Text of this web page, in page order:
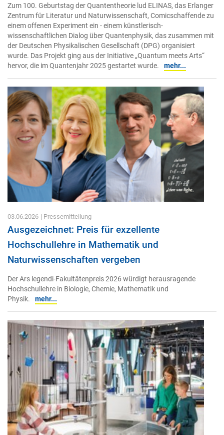
Zum 100. Geburtstag der Quantentheorie lud ELINAS, das Erlanger
Zentrum für Literatur und Naturwissenschaft, Comicschaffende zu
einem offenen Experiment ein - einem künstlerisch-
wissenschaftlichen Dialog über Quantenphysik, das zusammen mit
der Deutschen Physikalischen Gesellschaft (DPG) organisiert
wurde. Das Projekt ging aus der Initiative „Quantum meets Arts“
hervor, die im Quantenjahr 2025 gestartet wurde.
mehr...
03.06.2026 | Pressemitteilung
Ausgezeichnet: Preis für exzellente
Hochschullehre in Mathematik und
Naturwissenschaften vergeben
Der Ars legendi-Fakultätenpreis 2026 würdigt herausragende
Hochschullehre in Biologie, Chemie, Mathematik und
Physik.
mehr...